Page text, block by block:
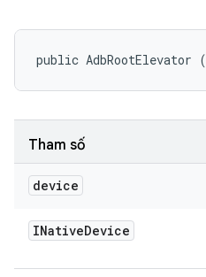
public AdbRootElevator (
Tham số
device
INativeDevice